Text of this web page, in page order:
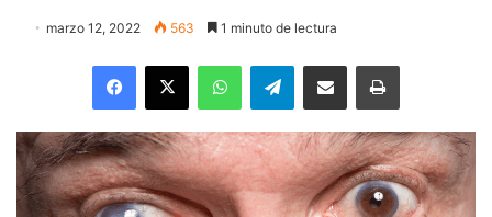
marzo 12, 2022 563 1 minuto de lectura
Facebook
X WhatsAppTelegramEnviar vía email Imprimir